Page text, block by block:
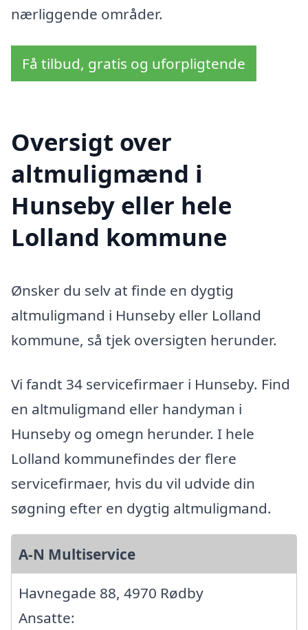
nærliggende områder.
Få tilbud, gratis og uforpligtende
Oversigt over
altmuligmænd i
Hunseby eller hele
Lolland kommune
Ønsker du selv at finde en dygtig
altmuligmand i Hunseby eller Lolland
kommune, så tjek oversigten herunder.
Vi fandt 34 servicefirmaer i Hunseby. Find
en altmuligmand eller handyman i
Hunseby og omegn herunder. I hele
Lolland kommunefindes der flere
servicefirmaer, hvis du vil udvide din
søgning efter en dygtig altmuligmand.
A-N Multiservice
Havnegade 88, 4970 Rødby
Ansatte: